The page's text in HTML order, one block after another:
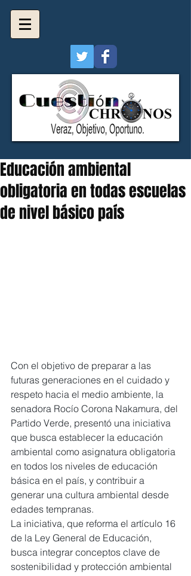
Educación ambiental
obligatoria en todas escuelas
de nivel básico país
Con el objetivo de preparar a las
futuras generaciones en el cuidado y
respeto hacia el medio ambiente, la
senadora Rocío Corona Nakamura, del
Partido Verde, presentó una iniciativa
que busca establecer la educación
ambiental como asignatura obligatoria
en todos los niveles de educación
básica en el país, y contribuir a
generar una cultura ambiental desde
edades tempranas.
La iniciativa, que reforma el artículo 16
de la Ley General de Educación,
busca integrar conceptos clave de
sostenibilidad y protección ambiental